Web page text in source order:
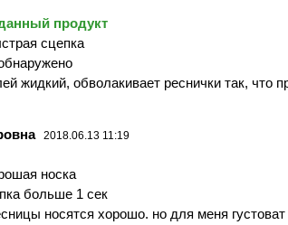
продукт
сцепка
жидкий, обволакивает реснички так,
2018.06.13 11:19
носка
больше 1 сек
носятся хорошо. но для меня